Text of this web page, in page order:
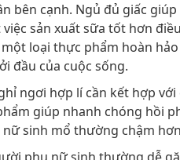
bên cạnh. Ngủ đủ giấc
sản xuất sữa tốt hơn
loại thực phẩm hoàn
đầu của cuộc sống.
ngơi hợp lí cần kết hợp
giúp nhanh chóng hồi
sinh mổ thường chậm